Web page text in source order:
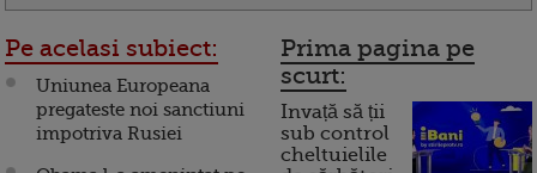
Pe acelasi subiect:
Uniunea Europeana
pregateste noi sanctiuni
impotriva Rusiei
Prima pagina pe
scurt:
Invață să ții
sub control
cheltuielile